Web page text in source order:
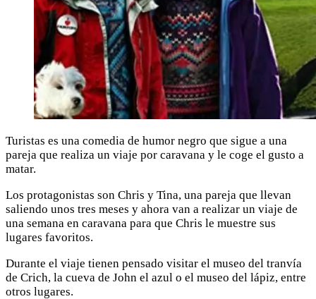
Turistas es una comedia de humor negro que sigue a una
pareja que realiza un viaje por caravana y le coge el gusto a
matar.
Los protagonistas son Chris y Tina, una pareja que llevan
saliendo unos tres meses y ahora van a realizar un viaje de
una semana en caravana para que Chris le muestre sus
lugares favoritos.
Durante el viaje tienen pensado visitar el museo del tranvía
de Crich, la cueva de John el azul o el museo del lápiz, entre
otros lugares.